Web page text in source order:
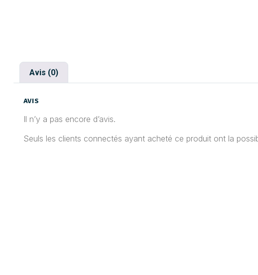
Avis (0)
AVIS
Il n’y a pas encore d’avis.
Seuls les clients connectés ayant acheté ce produit ont la